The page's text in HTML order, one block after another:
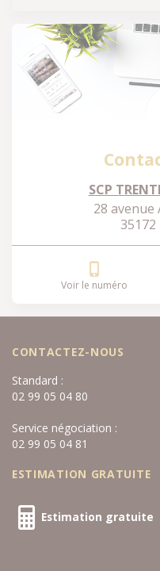
SCP
28
35172
Voir le numéro
CONTACTEZ-NOUS
Standard :
02 99 05 04 80
Service négociation :
02 99 05 04 81
ESTIMATION GRATUITE
Estimation gratuite